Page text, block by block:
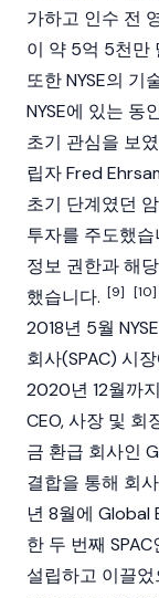
가하고 인수 전
이 약 5억 5천만
또한 NYSE의 기
NYSE에 있는 동
초기 관심을 보
립자Fred
초기 단계였던
투자를 주도했
정보 권한과 해
했습니다. [9] [10]
2018년 5월
회사(SPAC) 시
2020년 12월까
CEO, 사장 및 회
금 환급 회사인
결합을 통해 회
년 8월에 Global
한 두 번째
설립하고 이끌